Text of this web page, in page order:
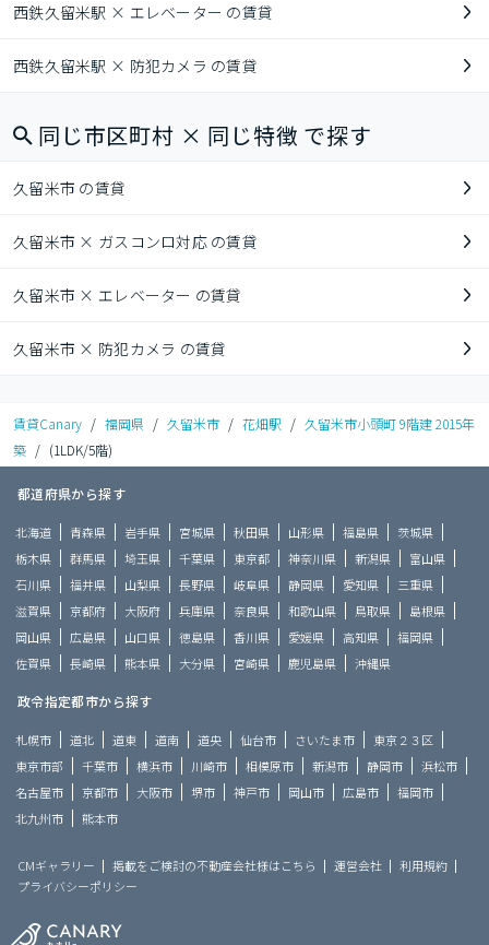
西鉄久留米駅 × エレベーター の賃貸
西鉄久留米駅 × 防犯カメラ の賃貸
同じ市区町村 × 同じ特徴 で探す
久留米市 の賃貸
久留米市 × ガスコンロ対応 の賃貸
久留米市 × エレベーター の賃貸
久留米市 × 防犯カメラ の賃貸
賃貸Canary / 福岡県 / 久留米市 / 花畑駅 / 久留米市小頭町 9階建 2015年
築 / (1LDK/5階)
都道府県から探す
北海道 青森県 岩手県 宮城県 秋田県 山形県 福島県
茨城県
栃木県
群馬県 埼玉県 千葉県 東京都 神奈川県 新潟県
富山県
石川県
福井県 山梨県 長野県 岐阜県 静岡県 愛知県
三重県
滋賀県
京都府 大阪府 兵庫県 奈良県 和歌山県 鳥取県
島根県
岡山県
広島県 山口県 徳島県 香川県 愛媛県 高知県
福岡県
佐賀県
長崎県 熊本県 大分県 宮崎県 鹿児島県 沖縄県
政令指定都市から探す
札幌市 道北 道東 道南 道央 仙台市 さいたま市
東京２３区
東京市部
千葉市 横浜市 川崎市 相模原市 新潟市 静岡市
浜松市
名古屋市
京都市 大阪市 堺市 神戸市 岡山市 広島市
福岡市
北九州市
熊本市
CMギャラリー 掲載をご検討の不動産会社様はこちら 運営会社
利用規約
プライバシーポリシー